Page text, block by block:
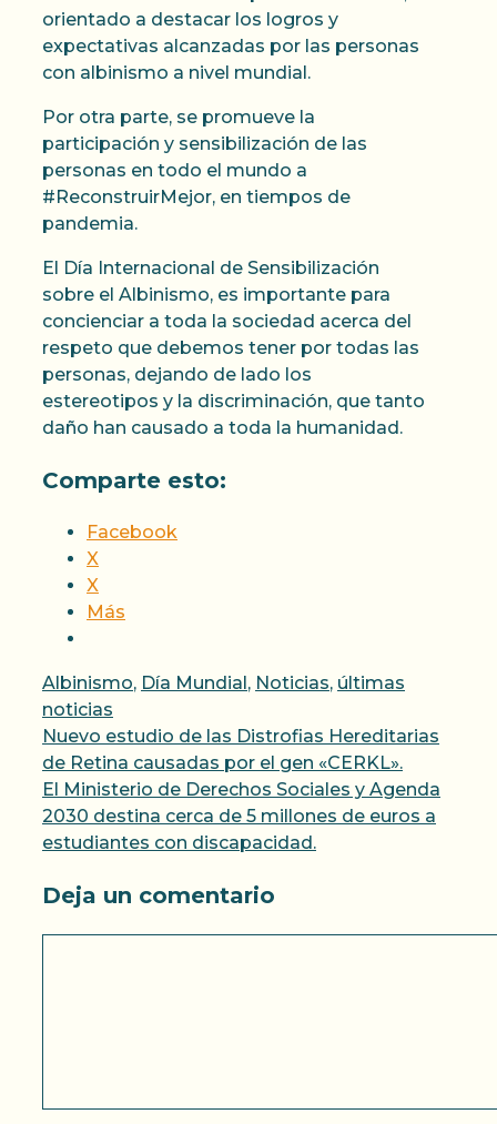
orientado a destacar los logros y
expectativas alcanzadas por las personas
con albinismo a nivel mundial.
Por otra parte, se promueve la
participación y sensibilización de las
personas en todo el mundo a
#ReconstruirMejor, en tiempos de
pandemia.
El Día Internacional de Sensibilización
sobre el Albinismo, es importante para
concienciar a toda la sociedad acerca del
respeto que debemos tener por todas las
personas, dejando de lado los
estereotipos y la discriminación, que tanto
daño han causado a toda la humanidad.
Comparte esto:
Facebook
X
X
Más
Categorías
Albinismo, Día Mundial, Noticias, últimas
noticias
Nuevo estudio de las Distrofias Hereditarias
de Retina causadas por el gen «CERKL».
El Ministerio de Derechos Sociales y Agenda
2030 destina cerca de 5 millones de euros a
estudiantes con discapacidad.
Deja un comentario